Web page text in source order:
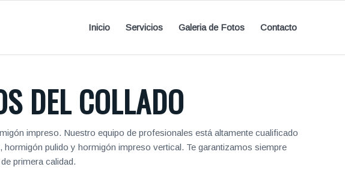
Inicio Servicios Galeria de Fotos Contacto
DEL COLLADO
impreso. Nuestro equipo de profesionales está altamente cualificado
pulido y hormigón impreso vertical. Te garantizamos siempre
primera calidad.